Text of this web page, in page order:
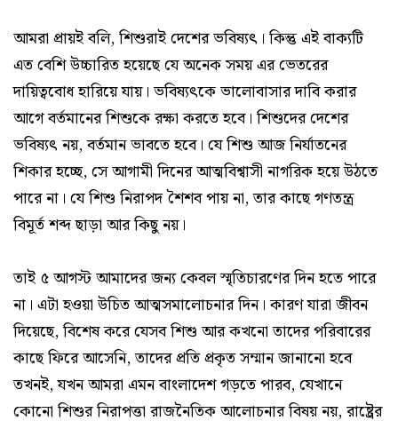
আমরা প্রায়ই বলি, শিশুরাই দেশের ভবিষ্যৎ। কিন্তু এই বাক্যটি
এত বেশি উচ্চারিত হয়েছে যে অনেক সময় এর ভেতরের
দায়িত্ববোধ হারিয়ে যায়। ভবিষ্যৎকে ভালোবাসার দাবি করার
আগে বর্তমানের শিশুকে রক্ষা করতে হবে। শিশুদের দেশের
ভবিষ্যৎ নয়, বর্তমান ভাবতে হবে। যে শিশু আজ নির্যাতনের
শিকার হচ্ছে, সে আগামী দিনের আত্মবিশ্বাসী নাগরিক হয়ে উঠতে
পারে না। যে শিশু নিরাপদ শৈশব পায় না, তার কাছে গণতন্ত্র
বিমূর্ত শব্দ ছাড়া আর কিছু নয়।
তাই ৫ আগস্ট আমাদের জন্য কেবল স্মৃতিচারণের দিন হতে পারে
না। এটা হওয়া উচিত আত্মসমালোচনার দিন। কারণ যারা জীবন
দিয়েছে, বিশেষ করে যেসব শিশু আর কখনো তাদের পরিবারের
কাছে ফিরে আসেনি, তাদের প্রতি প্রকৃত সম্মান জানানো হবে
তখনই, যখন আমরা এমন বাংলাদেশ গড়তে পারব, যেখানে
কোনো শিশুর নিরাপত্তা রাজনৈতিক আলোচনার বিষয় নয়, রাষ্ট্রের